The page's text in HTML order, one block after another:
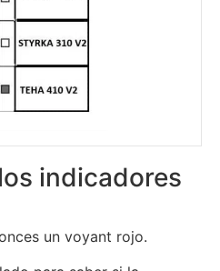
indicadores
un voyant rojo.